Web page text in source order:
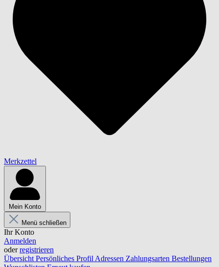
Merkzettel
Mein Konto
Menü schließen
Ihr Konto
Anmelden
oderregistrieren
Übersicht Persönliches Profil Adressen Zahlungsarten Bestellungen